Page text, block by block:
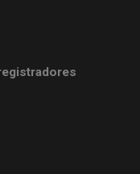
en ventana nueva)